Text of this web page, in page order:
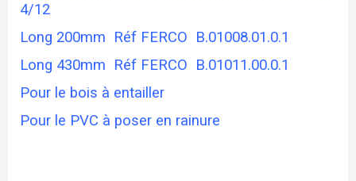
4/12
Long 200mm Réf FERCO B.01008.01.0.1
Long 430mm Réf FERCO B.01011.00.0.1
Pour le bois à entailler
Pour le PVC à poser en rainure